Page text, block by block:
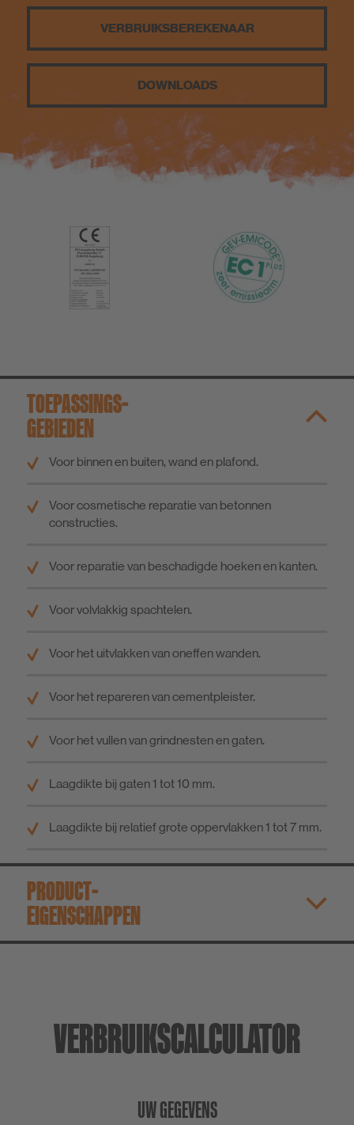
VERBRUIKS­BEREKENAAR
DOWNLOADS
TOEPASSINGS­
GEBIEDEN
Voor binnen en buiten, wand en plafond.
Voor cosmetische reparatie van betonnen
constructies.
Voor reparatie van beschadigde hoeken en kanten.
Voor volvlakkig spachtelen.
Voor het uitvlakken van oneffen wanden.
Voor het repareren van cementpleister.
Voor het vullen van grindnesten en gaten.
Laagdikte bij gaten 1 tot 10 mm.
Laagdikte bij relatief grote oppervlakken 1 tot 7 mm.
PRODUCT­
EIGENSCHAPPEN
VERBRUIKSCALCULATOR
UW GEGEVENS